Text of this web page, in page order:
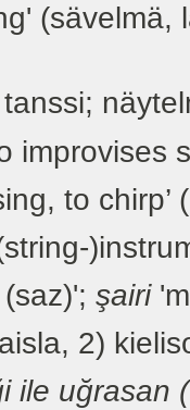
(sävelmä,
to
şairi
2)
ile uğrasan